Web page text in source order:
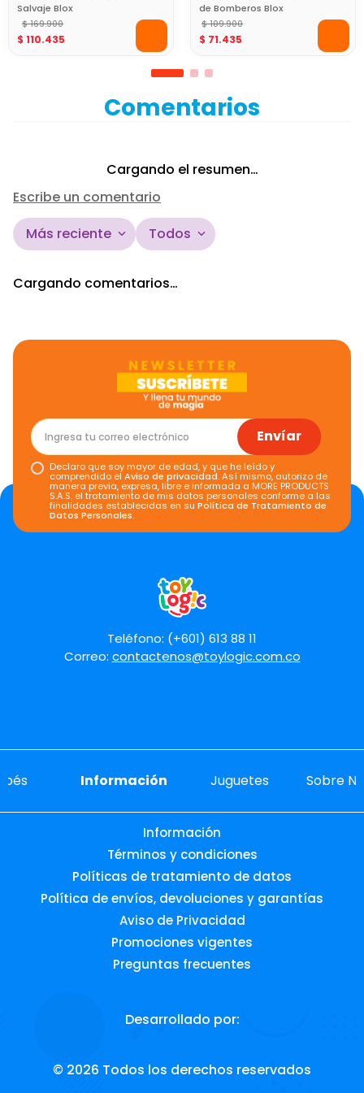
Salvaje Blox
$ 169.900
$ 110.435
de Bomberos Blox
$ 109.900
$ 71.435
Comentarios
Cargando el resumen…
Escribe un comentario
Califica el producto de 1 a 5 estrellas
★★
Dirección de email
Enviar comentario
Más reciente Todos
Cargando comentarios…
Envíar
Declaro que soy mayor de edad, y que he leído y
comprendido elAviso de privacidad. Así mismo, autorizo de
manera previa, expresa, libre e informada a MORE PRODUCTS
S.A.S. el tratamiento de mis datos personales conforme a las
finalidades establecidas en suPolítica de Tratamiento de
Datos Personales.
Teléfono: (+601) 613 88 11
Correo: contactenos@toylogic.com.co
Información Juguetes Sobre
Información
Términos y condiciones
Políticas de tratamiento de datos
Política de envíos, devoluciones y garantías
Aviso de Privacidad
Promociones vigentes
Preguntas frecuentes
Desarrollado por:
© 2026 Todos los derechos reservados